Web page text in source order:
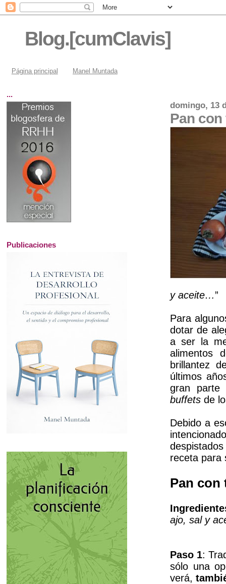
Blog.[cumClavis]
Página principal Manel Muntada
domingo, 13
Pan
y aceite…”
Para
dotar de
a ser la
alimentos
brillantez
últimos
gran parte
buffets de
Debido a
receta para
Pan con
ajo, sal y
Paso 1:
sólo una
verá,
...
Publicaciones